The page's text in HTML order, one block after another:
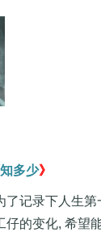
多少》
记录下人生
的变化, 希望